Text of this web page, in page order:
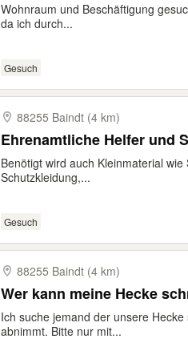
Wohnraum und Beschäftigung
da ich durch...
Gesuch
88255 Baindt (4 km)
Ehrenamtliche Helfer und
Benötigt wird auch Kleinmaterial
Schutzkleidung,...
Gesuch
88255 Baindt (4 km)
Wer kann meine Hecke
Ich suche jemand der unsere
abnimmt. Bitte nur mit...